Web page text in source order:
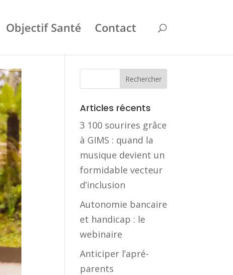
Objectif Santé Contact
Articles récents
3 100 sourires grâce
à GIMS : quand la
musique devient un
formidable vecteur
d’inclusion
Autonomie bancaire
et handicap : le
webinaire
Anticiper l’apré-
parents